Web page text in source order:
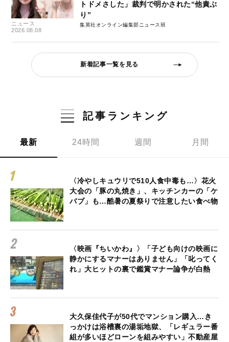
ニュース
2026.08.08
トドメさした」裁判で明かされた“他責ぶ
り”
集英社オンライン編集部ニュース班
新着記事一覧を見る
記事ランキング
最新 24時間 週間 月間
〈冷やしキュウリで510人食中毒も…〉花火
大会の「豚の丸焼き」、キッチンカーの「ケ
バブ」も…酷暑の夏祭りで注意したい食べ物
〈映画『ちいかわ』〉「子ども向けの映画に
静かにするマナーはありません」「叱ってく
れ」大ヒットの裏で鑑賞マナー論争が白熱
大久保佳代子が50代でマンション購入…き
っかけは浴槽裏の湯垢地獄、「レギュラー番
組が多いほどローンを組みやすい」不動産屋